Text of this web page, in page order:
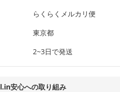
らくらくメルカリ便
東京都
2~3日で発送
安心への取り組み